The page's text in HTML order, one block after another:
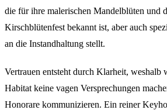
die für ihre malerischen Mandelblüten und
Kirschblütenfest bekannt ist, aber auch
an die Instandhaltung stellt.
Vertrauen entsteht durch Klarheit, weshalb
Habitat keine vagen Versprechungen
Honorare kommunizieren. Ein reiner